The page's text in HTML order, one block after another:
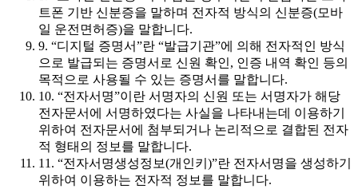
트폰 기반 신분증을 말하며 전자적 방식의 신분증(모바
일 운전면허증)을 말합니다.
9. “디지털 증명서”란 “발급기관”에 의해 전자적인 방식
으로 발급되는 증명서로 신원 확인, 인증 내역 확인 등의
목적으로 사용될 수 있는 증명서를 말합니다.
10. “전자서명”이란 서명자의 신원 또는 서명자가 해당
전자문서에 서명하였다는 사실을 나타내는데 이용하기
위하여 전자문서에 첨부되거나 논리적으로 결합된 전자
적 형태의 정보를 말합니다.
11. “전자서명생성정보(개인키)”란 전자서명을 생성하기
위하여 이용하는 전자적 정보를 말합니다.